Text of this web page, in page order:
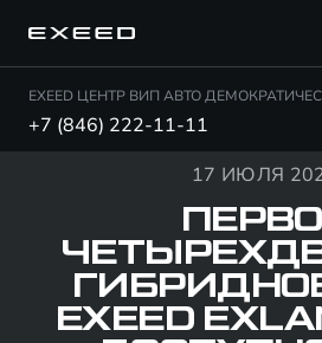
EXEED ЦЕНТР ВИП АВТО
+7 (846) 222-11-11
17 ИЮЛЯ
EXEED